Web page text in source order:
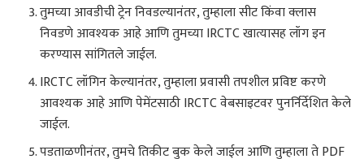
तुमच्या आवडीची ट्रेन निवडल्यानंतर, तुम्हाला सीट किंवा क्लास
निवडणे आवश्यक आहे आणि तुमच्या IRCTC खात्यासह लॉग इन
करण्यास सांगितले जाईल.
IRCTC लॉगिन केल्यानंतर, तुम्हाला प्रवासी तपशील प्रविष्ट करणे
आवश्यक आहे आणि पेमेंटसाठी IRCTC वेबसाइटवर पुनर्निर्देशित केले
जाईल.
पडताळणीनंतर, तुमचे तिकीट बुक केले जाईल आणि तुम्हाला ते PDF